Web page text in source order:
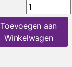
Toevoegen aan
Winkelwagen